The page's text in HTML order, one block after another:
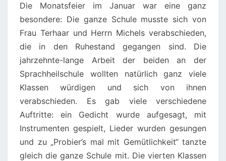
HERRN
MICHELS
Die Monatsfeier im Januar war eine ganz
besondere: Die ganze Schule musste sich von
Frau Terhaar und Herrn Michels verabschieden,
die in den Ruhestand gegangen sind. Die
jahrzehnte-lange Arbeit der beiden an der
Sprachheilschule wollten natürlich ganz viele
Klassen würdigen und sich von ihnen
verabschieden. Es gab viele verschiedene
Auftritte: ein Gedicht wurde aufgesagt, mit
Instrumenten gespielt, Lieder wurden gesungen
und zu „Probier’s mal mit Gemütlichkeit“ tanzte
gleich die ganze Schule mit. Die vierten Klassen